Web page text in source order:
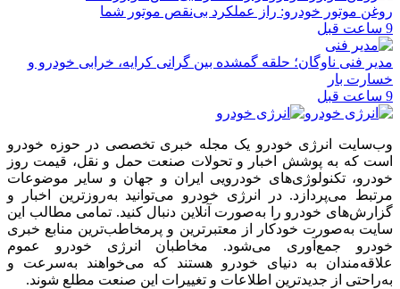
روغن موتور خودرو: راز عملکرد بی‌نقص موتور شما
9 ساعت قبل
مدیر فنی ناوگان؛ حلقه گمشده بین گرانی کرایه، خرابی خودرو و
خسارت بار
9 ساعت قبل
وب‌سایت انرژی خودرو یک مجله خبری تخصصی در حوزه خودرو
است که به پوشش اخبار و تحولات صنعت حمل و نقل، قیمت روز
خودرو، تکنولوژی‌های خودرویی ایران و جهان و سایر موضوعات
مرتبط می‌پردازد. در انرژی خودرو می‌توانید به‌روزترین اخبار و
گزارش‌های خودرو را به‌صورت آنلاین دنبال کنید. تمامی مطالب این
سایت به‌صورت خودکار از معتبرترین و پرمخاطب‌ترین منابع خبری
خودرو جمع‌آوری می‌شود. مخاطبان انرژی خودرو عموم
علاقه‌مندان به دنیای خودرو هستند که می‌خواهند به‌سرعت و
به‌راحتی از جدیدترین اطلاعات و تغییرات این صنعت مطلع شوند.